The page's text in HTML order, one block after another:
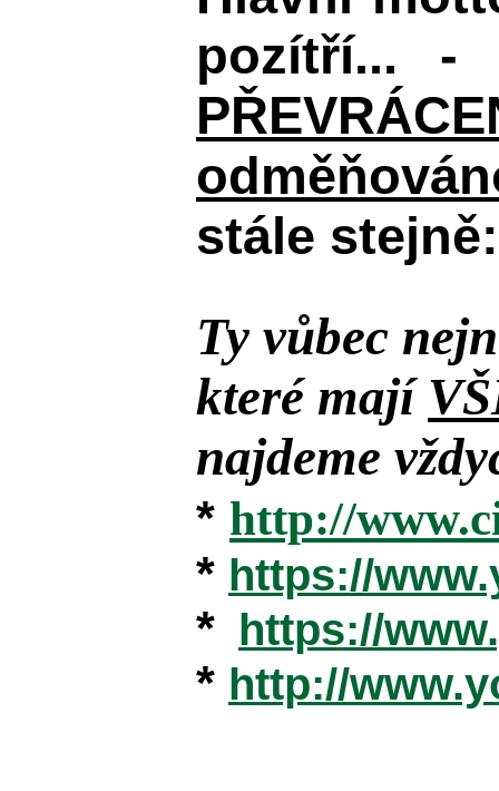
pozítří...
stále stejně:
Ty vůbec
které mají
najdeme
* http://
* https://
* https://
* http://